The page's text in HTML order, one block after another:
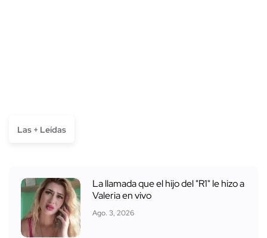
Las + Leídas
La llamada que el hijo del "R1" le hizo a
Valeria en vivo
Ago. 3, 2026